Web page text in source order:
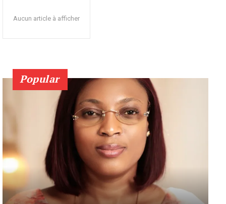
Aucun article à afficher
Popular